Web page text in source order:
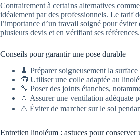
Contrairement à certains alternatives
idéalement par des professionnels. Le tarif
l’importance d’un travail soigné pour
plusieurs devis et en vérifiant ses références.
Conseils pour garantir une pose durable
🧹 Préparer soigneusement la
🧰 Utiliser une colle adaptée au
🔧 Poser des joints étanches,
💧 Assurer une ventilation adéquate
⚠️ Éviter de marcher sur le sol
Entretien linoléum : astuces pour conserver